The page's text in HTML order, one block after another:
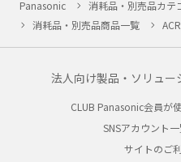
Panasonic
消耗品・別売品カテ
消耗品・別売品商品一覧
法人向け製品・ソリュー
CLUB Panasonic会員が
SNSアカウント
サイトのご